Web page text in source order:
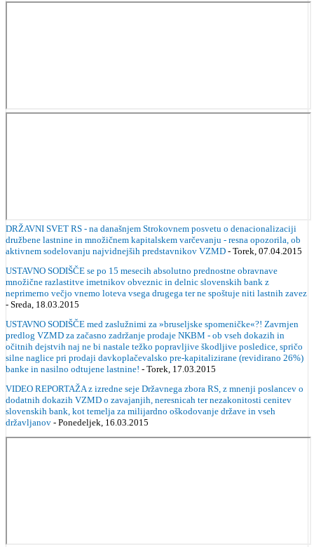
DRŽAVNI SVET RS - na današnjem Strokovnem posvetu o denacionalizaciji
družbene lastnine in množičnem kapitalskem varčevanju - resna opozorila, ob
aktivnem sodelovanju najvidnejših predstavnikov VZMD - Torek, 07.04.2015
USTAVNO SODIŠČE se po 15 mesecih absolutno prednostne obravnave
množične razlastitve imetnikov obveznic in delnic slovenskih bank z
neprimerno večjo vnemo loteva vsega drugega ter ne spoštuje niti lastnih zavez
- Sreda, 18.03.2015
USTAVNO SODIŠČE med zaslužnimi za »bruseljske spomeničke«?! Zavrnjen
predlog VZMD za začasno zadržanje prodaje NKBM - ob vseh dokazih in
očitnih dejstvih naj ne bi nastale težko popravljive škodljive posledice, spričo
silne naglice pri prodaji davkoplačevalsko pre-kapitalizirane (revidirano 26%)
banke in nasilno odtujene lastnine! - Torek, 17.03.2015
VIDEO REPORTAŽA z izredne seje Državnega zbora RS, z mnenji poslancev o
dodatnih dokazih VZMD o zavajanjih, neresnicah ter nezakonitosti cenitev
slovenskih bank, kot temelja za milijardno oškodovanje države in vseh
državljanov - Ponedeljek, 16.03.2015